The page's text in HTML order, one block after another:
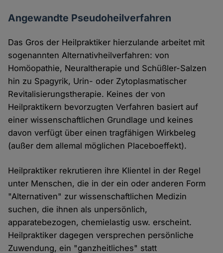
Angewandte Pseudoheilverfahren
Das Gros der Heilpraktiker hierzulande arbeitet mit
sogenannten Alternativheilverfahren: von
Homöopathie, Neuraltherapie und Schüßler-Salzen
hin zu Spagyrik, Urin- oder Zytoplasmatischer
Revitalisierungstherapie. Keines der von
Heilpraktikern bevorzugten Verfahren basiert auf
einer wissenschaftlichen Grundlage und keines
davon verfügt über einen tragfähigen Wirkbeleg
(außer dem allemal möglichen Placeboeffekt).
Heilpraktiker rekrutieren ihre Klientel in der Regel
unter Menschen, die in der ein oder anderen Form
"Alternativen" zur wissenschaftlichen Medizin
suchen, die ihnen als unpersönlich,
apparatebezogen, chemielastig usw. erscheint.
Heilpraktiker dagegen versprechen persönliche
Zuwendung, ein "ganzheitliches" statt